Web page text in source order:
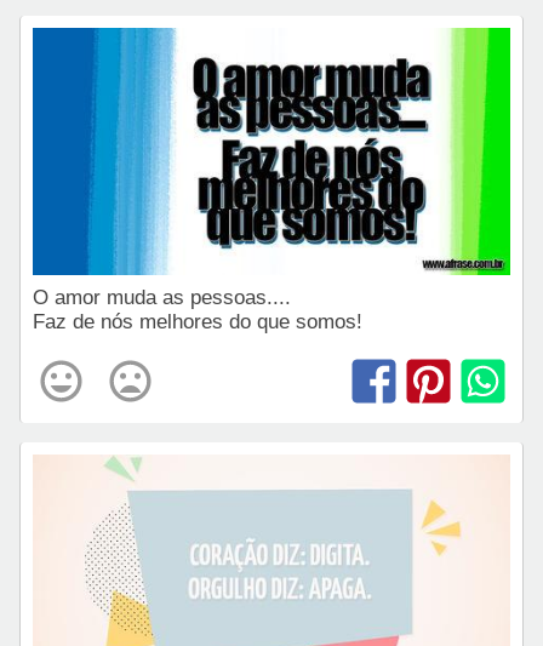
O amor muda as pessoas....
Faz de nós melhores do que somos!